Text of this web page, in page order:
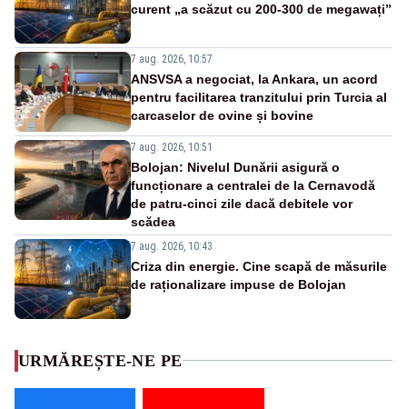
curent „a scăzut cu 200-300 de megawați”
7 aug. 2026, 10:57
ANSVSA a negociat, la Ankara, un acord
pentru facilitarea tranzitului prin Turcia al
carcaselor de ovine și bovine
7 aug. 2026, 10:51
Bolojan: Nivelul Dunării asigură o
funcționare a centralei de la Cernavodă
de patru-cinci zile dacă debitele vor
scădea
7 aug. 2026, 10:43
Criza din energie. Cine scapă de măsurile
de raționalizare impuse de Bolojan
URMĂREȘTE-NE PE